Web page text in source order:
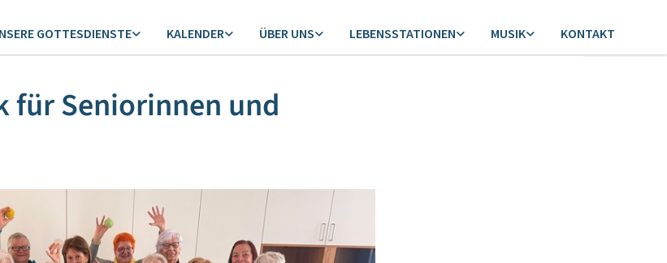
GOTTESDIENSTE KALENDER ÜBER UNS LEBENSSTATIONEN MUSIK KONTAKT
für Seniorinnen und